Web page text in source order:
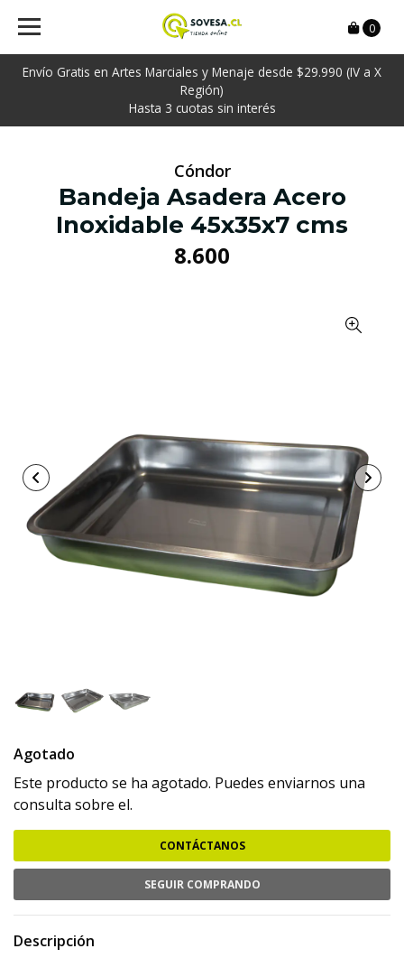
Envío Gratis en Artes Marciales y Menaje desde $29.990 (IV a X
Región)
Hasta 3 cuotas sin interés
0
Cóndor
Bandeja Asadera Acero
Inoxidable 45x35x7 cms
8.600
Agotado
Este producto se ha agotado. Puedes enviarnos una
consulta sobre el.
CONTÁCTANOS
SEGUIR COMPRANDO
Descripción